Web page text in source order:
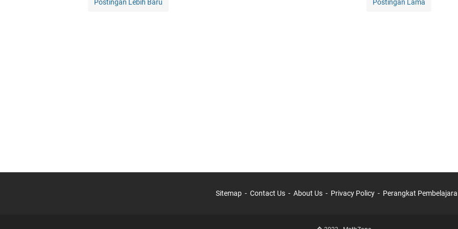
Postingan Lebih Baru Postingan Lama
Sitemap Contact Us About Us Privacy Policy Perangkat